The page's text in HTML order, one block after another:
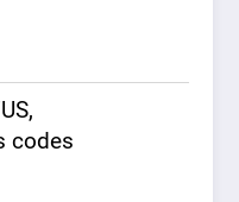
codes